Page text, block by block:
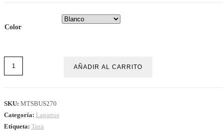
Color
AÑADIR AL CARRITO
SKU: MTSBUS270
Categoría: Lagartos
Etiqueta: Taza